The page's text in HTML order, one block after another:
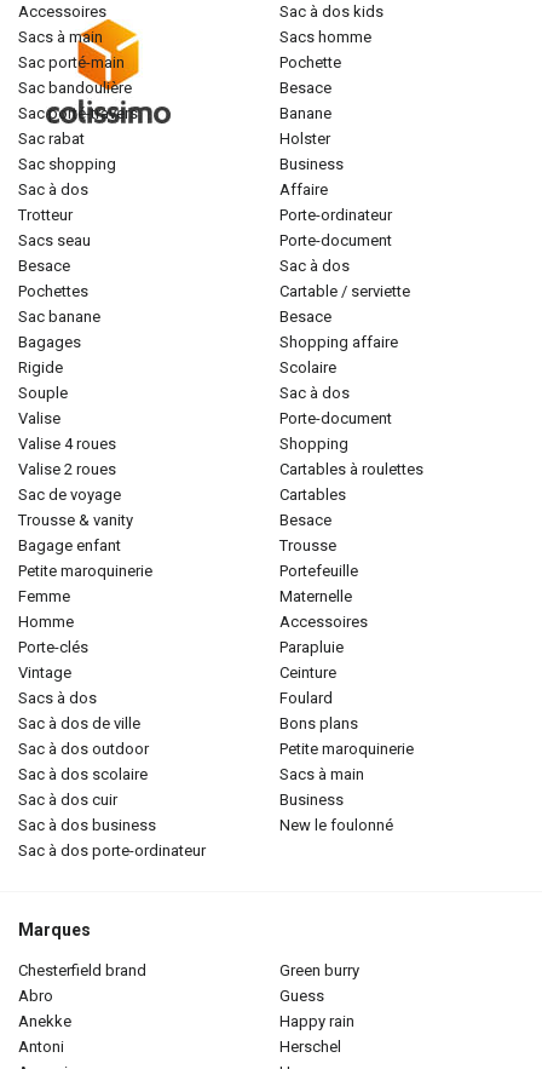
accessoires
sacs à main
sac porté-main
sac bandoulière
sac porté-travers
sac rabat
sac shopping
sac à dos
trotteur
sacs seau
besace
pochettes
sac banane
bagages
rigide
souple
valise
valise 4 roues
valise 2 roues
sac de voyage
trousse & vanity
bagage enfant
petite maroquinerie
femme
homme
porte-clés
vintage
sacs à dos
sac à dos de ville
sac à dos outdoor
sac à dos scolaire
sac à dos cuir
sac à dos business
sac à dos porte-ordinateur
sac à dos kids
sacs homme
pochette
besace
banane
holster
business
affaire
porte-ordinateur
porte-document
sac à dos
cartable / serviette
besace
shopping affaire
scolaire
sac à dos
porte-document
shopping
cartables à roulettes
cartables
besace
trousse
portefeuille
maternelle
accessoires
parapluie
ceinture
foulard
bons plans
petite maroquinerie
sacs à main
business
new le foulonné
Marques
chesterfield brand
abro
anekke
antoni
green burry
guess
happy rain
herschel